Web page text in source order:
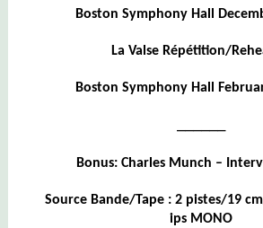
Boston Symphony Hall
La Valse Répétition/
Boston Symphony Hall
Bonus: Charles Munch –
Source Bande/Tape : 2 pistes/19
ips MONO